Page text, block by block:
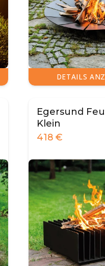
DETAILS
Egersund
Klein
418 €